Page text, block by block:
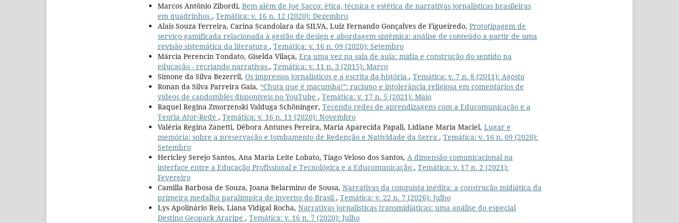
Marcos Antônio Zibordi, Bem além de Joe Sacco: ética, técnica e estética de narrativas jornalísticas brasileiras
em quadrinhos , Temática: v. 16 n. 12 (2020): Dezembro
Alais Souza Ferreira, Carina Scandolara da SILVA, Luiz Fernando Gonçalves de Figueiredo, Prototipagem de
serviço gamificada relacionada à gestão de design e abordagem sistêmica: análise de conteúdo a partir de uma
revisão sistemática da literatura , Temática: v. 16 n. 09 (2020): Setembro
Márcia Perencin Tondato, Giselda Vilaça, Era uma vez na sala de aula: mídia e construção do sentido na
educação - recriando narrativas , Temática: v. 11 n. 3 (2015): Março
Simone da Silva Bezerril, Os impressos jornalísticos e a escrita da história , Temática: v. 7 n. 8 (2011): Agosto
Ronan da Silva Parreira Gaia, “Chuta que é macumba!”: racismo e intolerância religiosa em comentários de
vídeos de candomblés disponíveis no YouTube , Temática: v. 17 n. 5 (2021): Maio
Raquel Regina Zmorzenski Valduga Schöninger, Tecendo redes de aprendizagens com a Educomunicação e a
Teoria Ator-Rede , Temática: v. 16 n. 11 (2020): Novembro
Valéria Regina Zanetti, Débora Antunes Pereira, Maria Aparecida Papali, Lidiane Maria Maciel, Lugar e
memória: sobre a preservação e tombamento de Redenção e Natividade da Serra , Temática: v. 16 n. 09 (2020):
Setembro
Hericley Serejo Santos, Ana Maria Leite Lobato, Tiago Veloso dos Santos, A dimensão comunicacional na
interface entre a Educação Profissional e Tecnológica e a Educomunicação , Temática: v. 17 n. 2 (2021):
Fevereiro
Camilla Barbosa de Souza, Joana Belarmino de Sousa, Narrativas da conquista inédita: a construção midiática da
primeira medalha paralímpica de inverno do Brasil , Temática: v. 22 n. 7 (2026): Julho
Lys Apolinário Reis, Liana Vidigal Rocha, Narrativas jornalísticas transmidiáticas: uma análise do especial
Destino Geopark Araripe , Temática: v. 16 n. 7 (2020): Julho